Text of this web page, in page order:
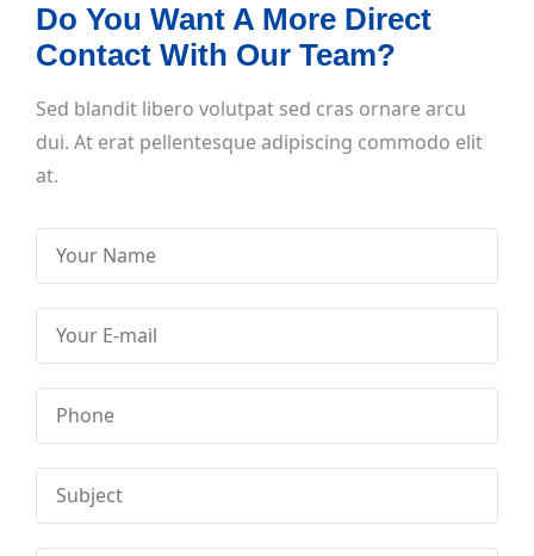
Do You Want A More Direct
Contact With Our Team?
Sed blandit libero volutpat sed cras ornare arcu
dui. At erat pellentesque adipiscing commodo elit
at.